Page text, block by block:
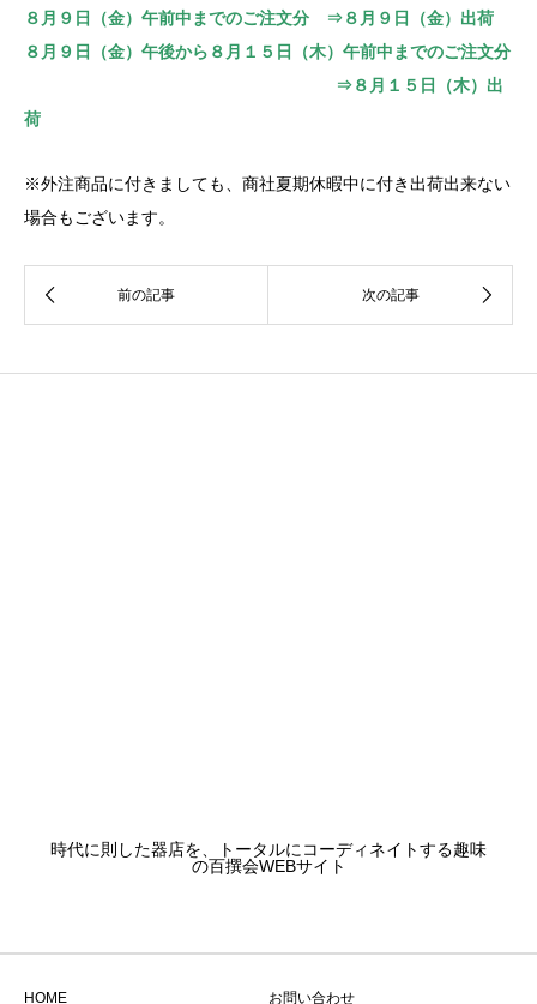
８月９日（金）午前中までのご注文分 ⇒８月９日（金）出荷
８月９日（金）午後から８月１５日（木）午前中までのご注文分
⇒８月１５日（木）出
荷
※外注商品に付きましても、商社夏期休暇中に付き出荷出来ない
場合もございます。
時代に則した器店を、トータルにコーディネイトする趣味
の百撰会WEBサイト
HOME お問い合わせ